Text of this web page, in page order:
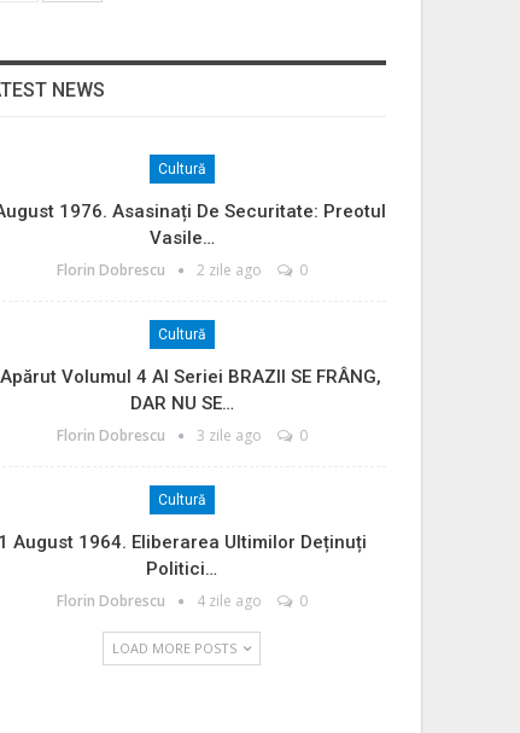
NEWS
Cultură
1976. Asasinați De Securitate: Preotul
Vasile…
Florin Dobrescu 2 zile ago 0
Cultură
Volumul 4 Al Seriei BRAZII SE FRÂNG,
DAR NU SE…
Florin Dobrescu 3 zile ago 0
Cultură
1 August 1964. Eliberarea Ultimilor Deținuți
Politici…
Florin Dobrescu 4 zile ago 0
LOAD MORE POSTS